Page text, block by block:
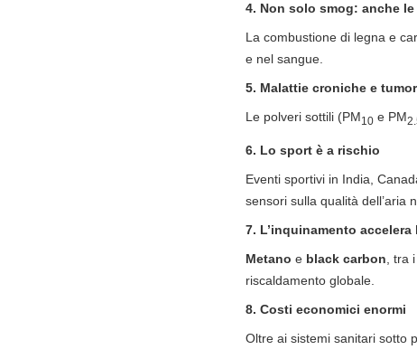
4. Non solo smog: anche
La combustione di legna e
e nel sangue.
5. Malattie croniche e
Le polveri sottili (PM10 e PM
6. Lo sport è a rischio
Eventi sportivi in India,
sensori sulla qualità dell’aria
7. L’inquinamento
Metano e black carbon, tra
riscaldamento globale.
8. Costi economici enormi
Oltre ai sistemi sanitari sotto